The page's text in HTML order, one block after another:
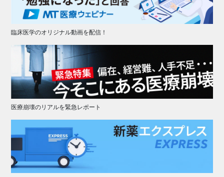
臨床医学のオリジナル動画を配信！
医療崩壊のリアルを緊急レポート